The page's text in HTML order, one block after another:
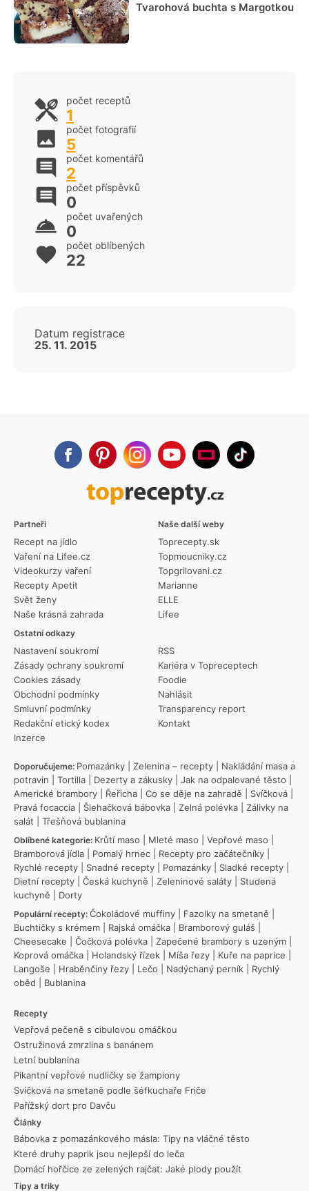
Tvarohová buchta s Margotkou
počet receptů
1
počet fotografií
5
počet komentářů
2
počet příspěvků
0
počet uvařených
0
počet oblíbených
22
Datum registrace
25. 11. 2015
Partneři
Recept na jídlo
Vaření na Lifee.cz
Videokurzy vaření
Recepty Apetit
Svět ženy
Naše krásná zahrada
Ostatní odkazy
Nastavení soukromí
Zásady ochrany soukromí
Cookies zásady
Obchodní podmínky
Smluvní podmínky
Redakční etický kodex
Inzerce
RSS
Kariéra v Topreceptech
Foodie
Nahlásit
Transparency report
Kontakt
Naše další weby
Toprecepty.sk
Topmoucniky.cz
Topgrilovani.cz
Marianne
ELLE
Lifee
Doporučujeme: Pomazánky Zelenina – recepty
Nakládání masa a
potravin
Tortilla Dezerty a zákusky Jak na odpalované těsto
Americké brambory
Řeřicha Co se děje na zahradě Svíčková
Pravá focaccia
Šlehačková bábovka Zelná polévka
Zálivky na
salát
Třešňová bublanina
Oblíbené kategorie: Krůtí maso Mleté maso Vepřové maso
Bramborová jídla
Pomalý hrnec Recepty pro začátečníky
Rychlé recepty
Snadné recepty Pomazánky Sladké recepty
Dietní recepty
Česká kuchyně Zeleninové saláty
Studená
kuchyně
Dorty
Populární recepty: Čokoládové muffiny Fazolky na smetaně
Buchtičky s krémem
Rajská omáčka Bramborový guláš
Cheesecake
Čočková polévka Zapečené brambory s uzeným
Koprová omáčka
Holandský řízek Míša řezy Kuře na paprice
Langoše
Hraběnčiny řezy Lečo Nadýchaný perník
Rychlý
oběd
Bublanina
Recepty
Vepřová pečeně s cibulovou omáčkou
Ostružinová zmrzlina s banánem
Letní bublanina
Pikantní vepřové nudličky se žampiony
Svíčková na smetaně podle šéfkuchaře Friče
Pařížský dort pro Davču
Články
Bábovka z pomazánkového másla: Tipy na vláčné těsto
Které druhy paprik jsou nejlepší do leča
Domácí hořčice ze zelených rajčat: Jaké plody použít
Tipy a triky